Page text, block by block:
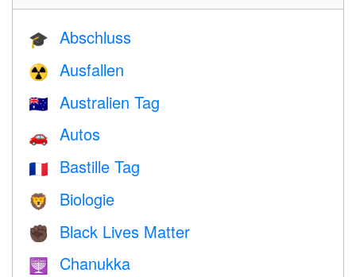
🎓 Abschluss
☢️ Ausfallen
🇦🇺 Australien Tag
🚗 Autos
🇫🇷 Bastille Tag
🦁 Biologie
✊🏿 Black Lives Matter
🕎 Chanukka